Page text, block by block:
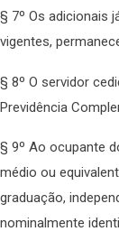
§ 7º Os adicionais
vigentes,
§ 8º O servidor
Previdência
§ 9º Ao ocupante
médio ou
graduação,
nominalmente